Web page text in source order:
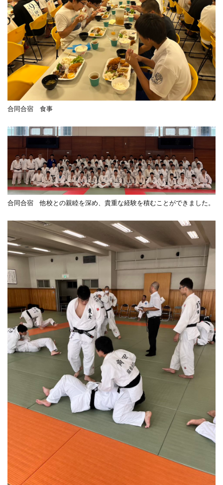
合同合宿 食事
合同合宿 他校との親睦を深め、貴重な経験を積むことができました。